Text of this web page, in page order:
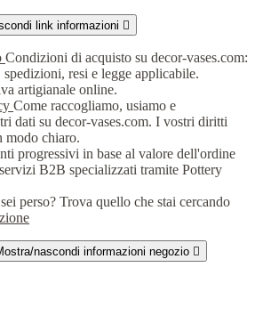
link informazioni 
Condizioni di acquisto su decor-vases.com:
resi e legge applicabile.
artigianale online.
Come raccogliamo, usiamo e
dati su decor-vases.com. I vostri diritti
modo chiaro.
progressivi in base al valore dell'ordine
B2B specializzati tramite Pottery
perso? Trova quello che stai cercando
nascondi informazioni negozio 